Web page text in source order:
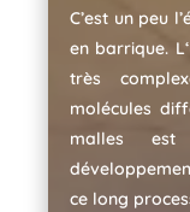
C’est un peu
en barrique.
très
molécules
malles
ce long